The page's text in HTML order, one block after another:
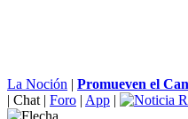
La Noción | Promueven el
| Chat | Foro | App |